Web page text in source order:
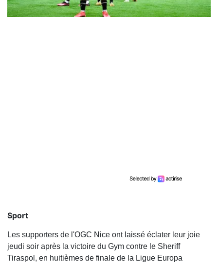
Sport
Les supporters de l'OGC Nice ont laissé éclater leur joie
jeudi soir après la victoire du Gym contre le Sheriff
Tiraspol, en huitièmes de finale de la Ligue Europa